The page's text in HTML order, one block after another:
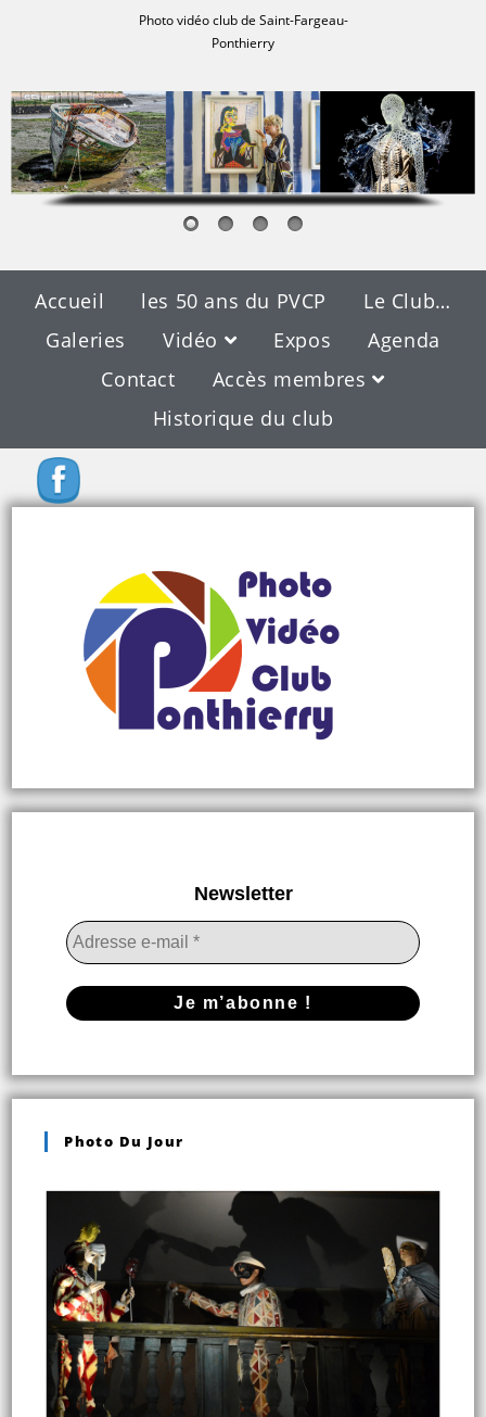
Photo vidéo club de Saint-Fargeau-
Ponthierry
Accueil les 50 ans du PVCP
Le Club…
Galeries
Vidéo Expos
Agenda
Contact
Accès membres
Historique du club
Newsletter
Photo Du Jour